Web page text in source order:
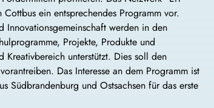
ein entsprechendes Programm vor.
Innovationsgemeinschaft werden in den
Projekte, Produkte und
Kreativbereich unterstützt. Dies soll den
Das Interesse an dem Programm ist
Südbrandenburg und Ostsachsen für das erste